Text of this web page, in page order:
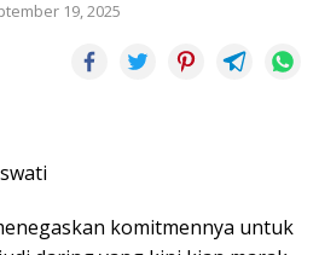
19, 2025
komitmennya untuk